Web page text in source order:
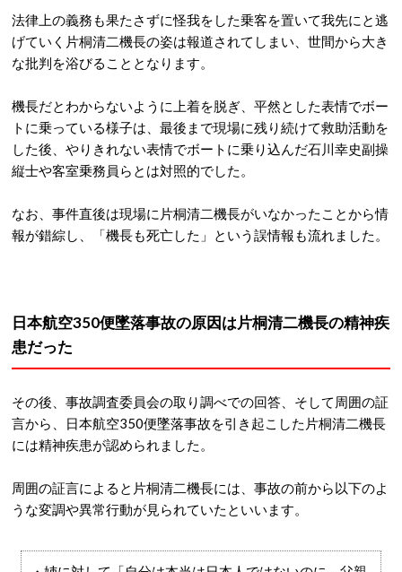
法律上の義務も果たさずに怪我をした乗客を置いて我先にと逃
げていく片桐清二機長の姿は報道されてしまい、世間から大き
な批判を浴びることとなります。
機長だとわからないように上着を脱ぎ、平然とした表情でボー
トに乗っている様子は、最後まで現場に残り続けて救助活動を
した後、やりきれない表情でボートに乗り込んだ石川幸史副操
縦士や客室乗務員らとは対照的でした。
なお、事件直後は現場に片桐清二機長がいなかったことから情
報が錯綜し、「機長も死亡した」という誤情報も流れました。
日本航空350便墜落事故の原因は片桐清二機長の精神疾
患だった
その後、事故調査委員会の取り調べでの回答、そして周囲の証
言から、日本航空350便墜落事故を引き起こした片桐清二機長
には精神疾患が認められました。
周囲の証言によると片桐清二機長には、事故の前から以下のよ
うな変調や異常行動が見られていたといいます。